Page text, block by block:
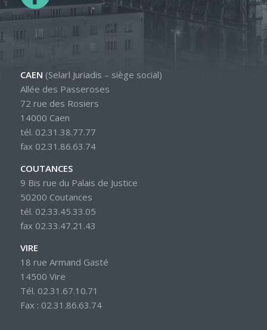
CAEN (Selarl Juriadis – siège social)
Allée des Passeroses
72 rue des Rosiers
14000 Caen
tél. 02.31.38.77.77
fax 02.31.86.63.74
COUTANCES
9 Bis rue du Palais de Justice
50200 Coutances
tél. 02.33.45.33.05
fax 02.33.47.21.43
VIRE
18 rue Armand Gasté
14500 Vire
Tél. 02.31.67.10.71
Fax : 02.31.86.63.74